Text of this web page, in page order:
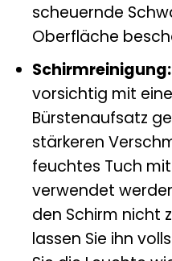
scheuernde
Oberfläche
Schirmreinigung:
vorsichtig mit
Bürstenaufsatz
stärkeren
feuchtes Tuch
verwendet
den Schirm nicht
lassen Sie ihn